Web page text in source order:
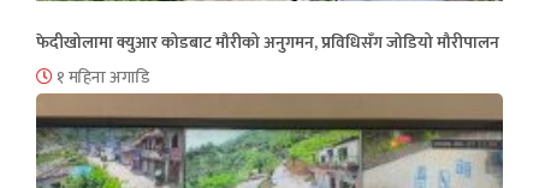
फेदीखोलामा क्युआर कोडबाट मौरीको अनुगमन, प्रविधिसँग जोडियो मौरीपालन
१ महिना अगाडि